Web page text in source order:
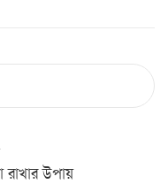
রাখার উপায়